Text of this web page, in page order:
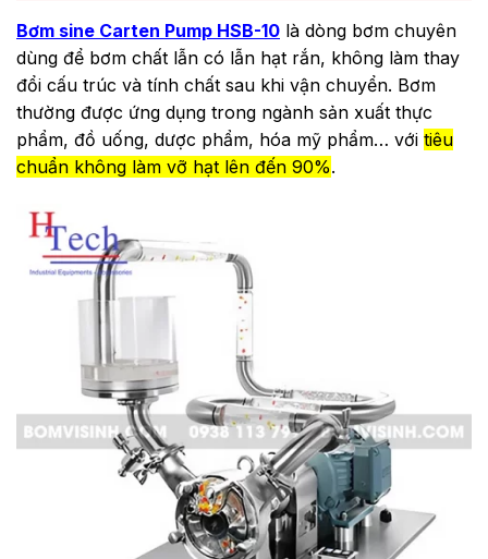
Bơm sine Carten Pump HSB-10 là dòng bơm chuyên
dùng để bơm chất lẫn có lẫn hạt rắn, không làm thay
đổi cấu trúc và tính chất sau khi vận chuyển. Bơm
thường được ứng dụng trong ngành sản xuất thực
phẩm, đồ uống, dược phẩm, hóa mỹ phẩm… với tiêu
chuẩn không làm vỡ hạt lên đến 90%.